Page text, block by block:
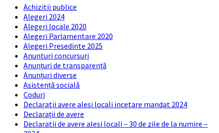
Achizitii publice
Alegeri 2024
Alegeri locale 2020
Alegeri Parlamentare 2020
Alegeri Presedinte 2025
Anunturi concursuri
Anunțuri de transparență
Anunțuri diverse
Asistență socială
Coduri
Declaratii avere alesi locali incetare mandat 2024
Declarații de avere
Declaratii de avere alesi locali – 30 de zile de la numire –